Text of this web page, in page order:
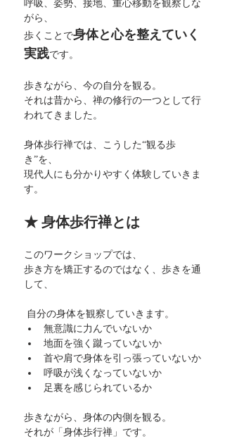
呼吸、姿勢、接地、重心移動を観察しな
がら、
歩くことで身体と心を整えていく
実践です。
歩きながら、今の自分を観る。
それは昔から、禅の修行の一つとして行
われてきました。
身体歩行禅では、こうした“観る歩
き”を、
現代人にも分かりやすく体験していきま
す。
★ 身体歩行禅とは
このワークショップでは、
歩き方を矯正するのではなく、歩きを通
して、
自分の身体を観察していきます。
無意識に力んでいないか
地面を強く蹴っていないか
首や肩で身体を引っ張っていないか
呼吸が浅くなっていないか
足裏を感じられているか
歩きながら、身体の内側を観る。
それが「身体歩行禅」です。